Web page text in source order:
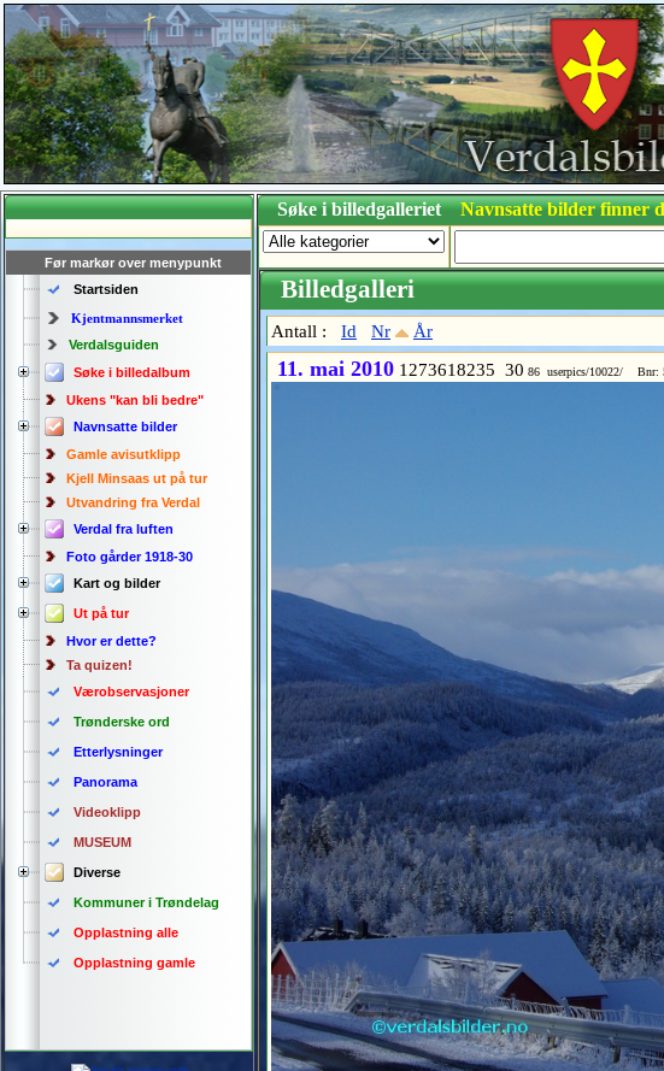
Før markør over menypunkt
Startsiden
Kjentmannsmerket
Verdalsguiden
Søke i billedalbum
Ukens "kan bli bedre"
Navnsatte bilder
Gamle avisutklipp
Kjell Minsaas ut på tur
Utvandring fra Verdal
Verdal fra luften
Foto gårder 1918-30
Kart og bilder
Ut på tur
Hvor er dette?
Ta quizen!
Værobservasjoner
Trønderske ord
Etterlysninger
Panorama
Videoklipp
MUSEUM
Diverse
Kommuner i Trøndelag
Opplastning alle
Opplastning gamle
Søke i billedgallerietNavnsatte bilder finner
Billedgalleri
Antall : Id Nr År
11. mai 2010 1273618235 30 86 userpics/10022/ Bnr: